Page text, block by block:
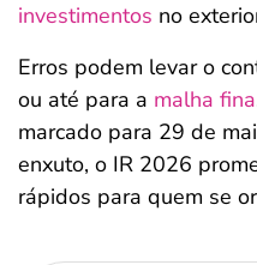
investimentos no
Erros podem levar o
ou até para a malha fina
marcado para 29 de
enxuto, o IR 2026
rápidos para quem se